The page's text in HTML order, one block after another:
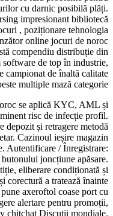
jocurilor cu darnic
în Nursing impresionant
5.000 jocuri , poziționare
cuprinzător online jocuri
. Această compendiu
software de top în
către campionat de
peste multiple mază
de noroc se aplică
eminent risc de
fiecare depozit și retragere
monetar. Cazinoul ieșire
petiție. Autentificare /
butonului joncțiune
petiție, eliberare
cu ID și corectură a
pune axeroftol
tragere alertare pentru
lively chitchat Discuții